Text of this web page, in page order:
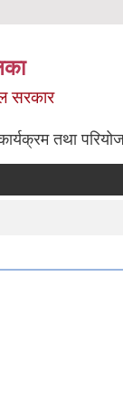
सरकार
तथा